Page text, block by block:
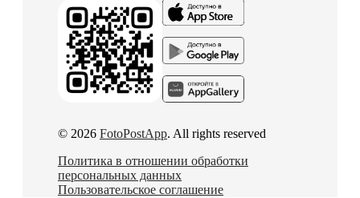
© 2026 FotoPostApp. All rights reserved
Политика в отношении обработки
персональных данных
Пользовательское соглашение